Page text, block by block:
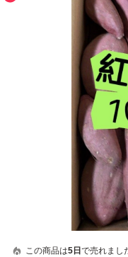
この商品は5日 で売れまし